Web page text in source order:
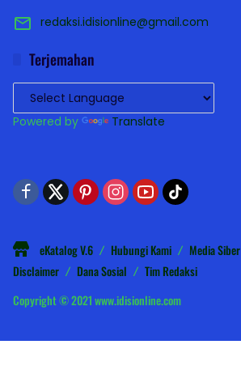
redaksi.idisionline@gmail.com
Terjemahan
Powered by Translate
eKatalog V.6 Hubungi Kami Media Siber
Disclaimer
Dana Sosial
Tim Redaksi
Copyright © 2021 www.idisionline.com